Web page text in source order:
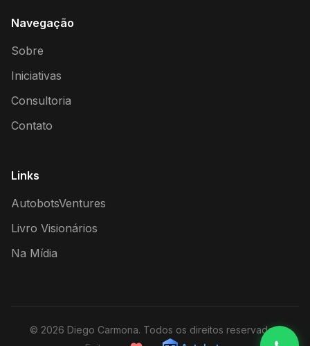
Navegação
Sobre
Iniciativas
Consultoria
Contato
Links
AutobotsVentures
Livro Visionários
Na Mídia
© 2026 Diego Carmona. Todos os direitos reservados.